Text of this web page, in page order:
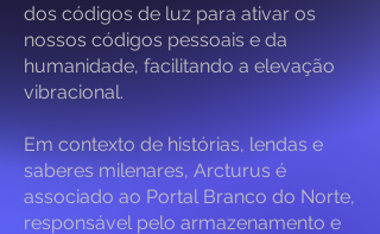
dos códigos de luz para ativar os
nossos códigos pessoais e da
humanidade, facilitando a elevação
vibracional.
Em contexto de histórias, lendas e
saberes milenares, Arcturus é
associado ao Portal Branco do Norte,
responsável pelo armazenamento e